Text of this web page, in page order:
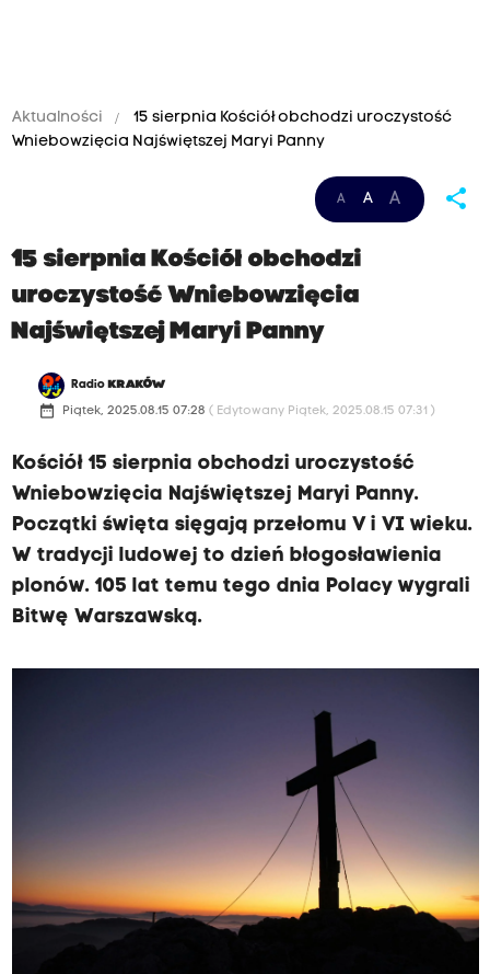
Aktualności
15 sierpnia Kościół obchodzi uroczystość
Wniebowzięcia Najświętszej Maryi Panny
A A A share
15 sierpnia Kościół obchodzi
uroczystość Wniebowzięcia
Najświętszej Maryi Panny
Radio KRAKÓW
date_range Piątek, 2025.08.15 07:28 ( Edytowany Piątek, 2025.08.15 07:31 )
Kościół 15 sierpnia obchodzi uroczystość
Wniebowzięcia Najświętszej Maryi Panny.
Początki święta sięgają przełomu V i VI wieku.
W tradycji ludowej to dzień błogosławienia
plonów. 105 lat temu tego dnia Polacy wygrali
Bitwę Warszawską.